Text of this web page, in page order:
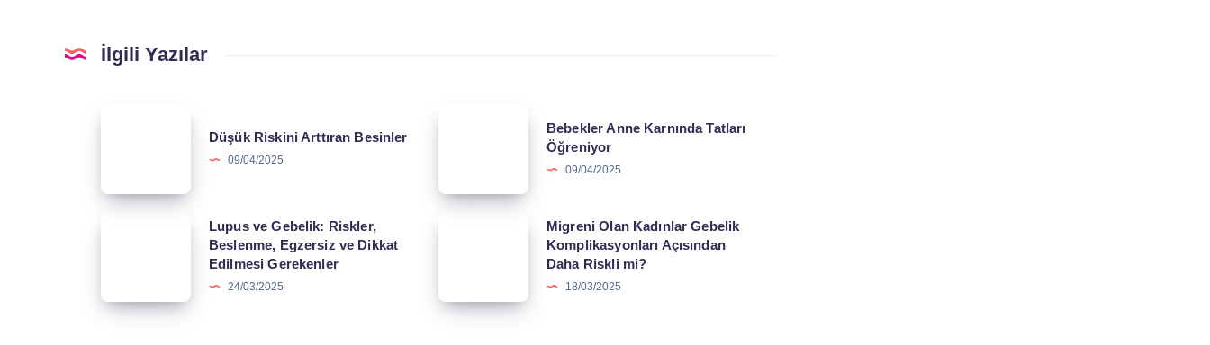
İlgili Yazılar
Besinler
Düşük Riskini Arttıran Besinler
09/04/2025
Tatları
Bebekler Anne Karnında Tatları
Öğreniyor
09/04/2025
Riskler,
Lupus ve Gebelik: Riskler,
Beslenme, Egzersiz ve Dikkat
Edilmesi Gerekenler
24/03/2025
Gebelik
Migreni Olan Kadınlar Gebelik
Komplikasyonları Açısından
Daha Riskli mi?
18/03/2025